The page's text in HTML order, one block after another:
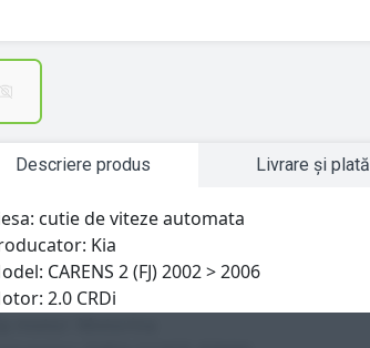
Descriere produs Livrare și plată
cutie de viteze automata
Kia
CARENS 2 (FJ) 2002 > 2006
2.0 CRDi